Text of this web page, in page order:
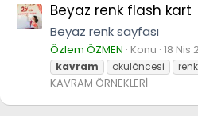
Beyaz renk flash kart
Beyaz renk sayfası
Özlem ÖZMEN Konu 18 Nis
kavram
okulöncesi renk
KAVRAM ÖRNEKLERİ